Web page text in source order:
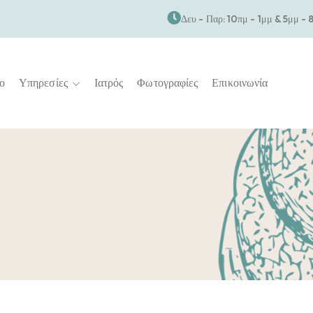
Δευ - Παρ: 10πμ - 1μμ & 5μμ -
Υπηρεσίες Ιατρός Φωτογραφίες Επικοινωνία